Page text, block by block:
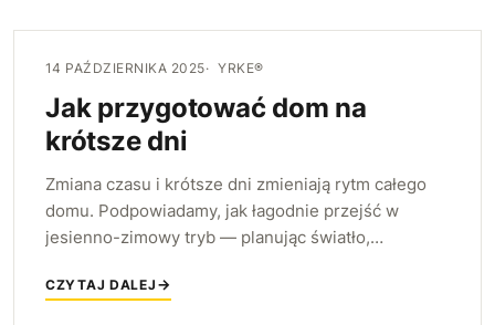
14 PAŹDZIERNIKA 2025 YRKE®
Jak przygotować dom na
krótsze dni
Zmiana czasu i krótsze dni zmieniają rytm całego
domu. Podpowiadamy, jak łagodnie przejść w
jesienno-zimowy tryb — planując światło,
przestrzeń.
CZYTAJ DALEJ